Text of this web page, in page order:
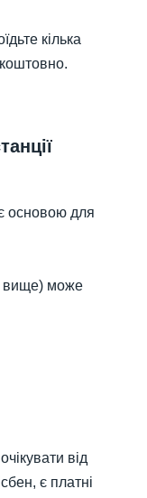
кілька
основою для
вище) може
від
є платні